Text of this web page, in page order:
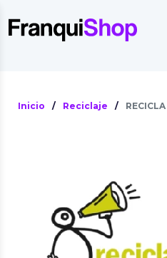
Inicio / Reciclaje /